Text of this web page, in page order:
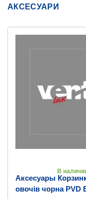
АКСЕСУАРИ
В
Аксесуары
овочів чорна PVD